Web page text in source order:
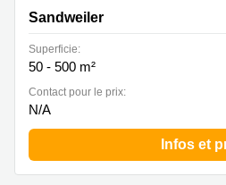
Sandweiler
Superficie:
50 - 500 m²
Contact pour le prix:
N/A
Infos et